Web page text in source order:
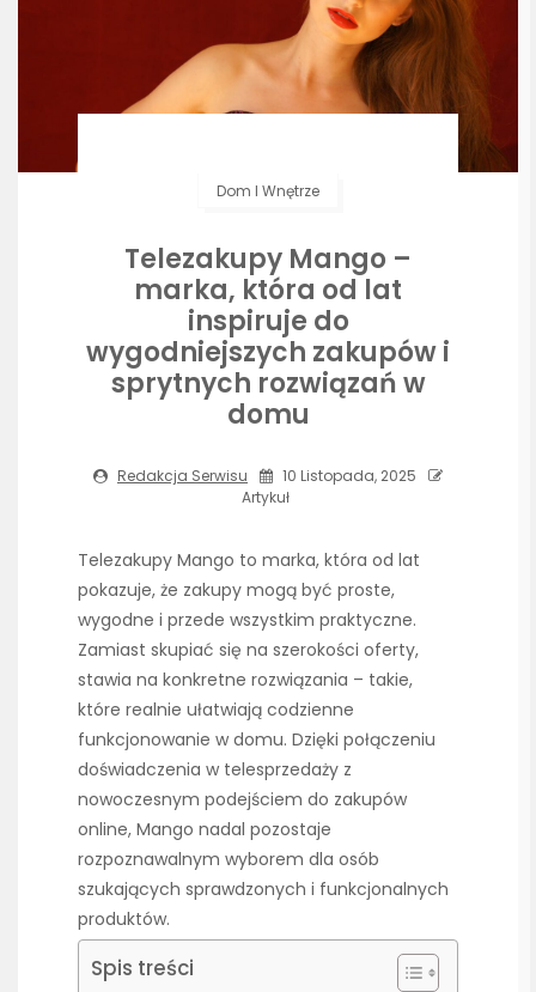
Dom I Wnętrze
Telezakupy Mango –
marka, która od lat
inspiruje do
wygodniejszych zakupów i
sprytnych rozwiązań w
domu
Redakcja Serwisu
10 Listopada, 2025
Artykuł
Telezakupy Mango to marka, która od lat
pokazuje, że zakupy mogą być proste,
wygodne i przede wszystkim praktyczne.
Zamiast skupiać się na szerokości oferty,
stawia na konkretne rozwiązania – takie,
które realnie ułatwiają codzienne
funkcjonowanie w domu. Dzięki połączeniu
doświadczenia w telesprzedaży z
nowoczesnym podejściem do zakupów
online, Mango nadal pozostaje
rozpoznawalnym wyborem dla osób
szukających sprawdzonych i funkcjonalnych
produktów.
Spis treści